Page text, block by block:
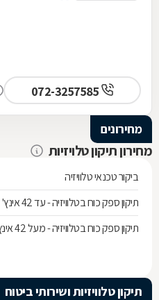
מחירונים
מחירון תיקון טלויזיות
ביקור טכנאי טלוויזיה
תיקון ספק כוח בטלוויזיה - עד 42 אינץ'
תיקון ספק כוח בטלוויזיה - מעל 42 אינץ'
תיקון טלוויזיות ושירותי ביטוח